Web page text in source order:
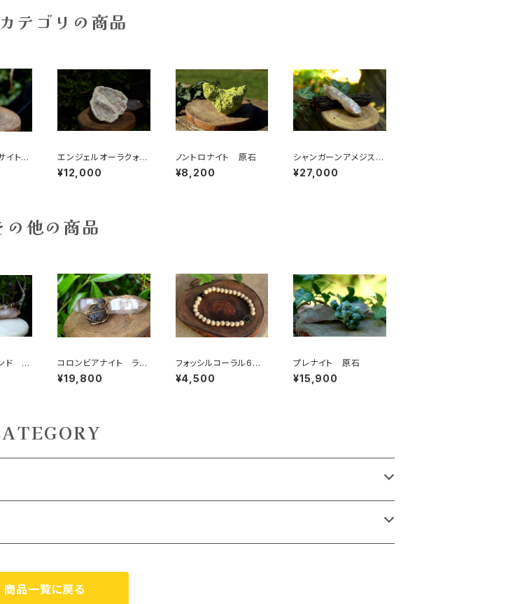
テゴリの商品
イト
ュ
エンジェルオーラクォー
ツ ジオード
¥12,000
ノントロナイト 原石
¥8,200
シャンガーンアメジス
ト セプター ヘマタイ
ト、スモーキーインクル
¥27,000
の他の商品
ド カ
レ
、来
コロンビアナイト ライ
トニングストーン 霊的
世界との接触 新しい
¥19,800
フォッシルコーラル6m
m ハムサハンド
¥4,500
プレナイト 原石
¥15,900
商品一覧に戻る